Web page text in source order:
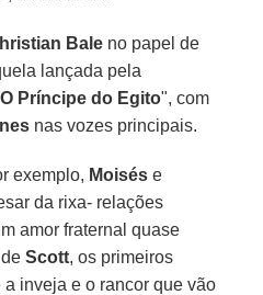
Bale no papel de
lançada pela
O Príncipe do Egito", com
nas vozes principais.
exemplo, Moisés e
da rixa- relações
amor fraternal quase
deScott, os primeiros
inveja e o rancor que vão